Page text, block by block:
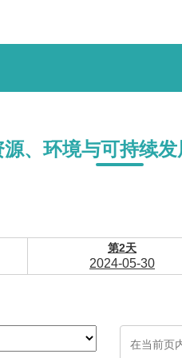
、环境与可持续
第2天
2024-05-30